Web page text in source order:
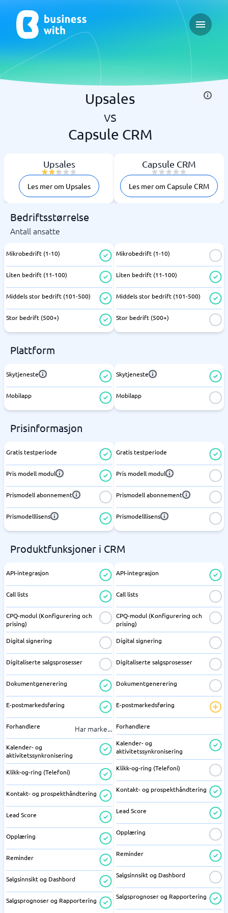
Open
Upsales
vs
Capsule CRM
Upsales
Les mer om Upsales
Capsule CRM
Les mer om Capsule CRM
Bedriftsstørrelse
Antall ansatte
Mikrobedrift (1-10)
Liten bedrift (11-100)
Middels stor bedrift (101-500)
Stor bedrift (500+)
Mikrobedrift (1-10)
Liten bedrift (11-100)
Middels stor bedrift (101-500)
Stor bedrift (500+)
Plattform
Skytjeneste
Mobilapp
Skytjeneste
Mobilapp
Prisinformasjon
Gratis testperiode
Pris modell modul
Prismodell abonnement
Prismodelllisens
Gratis testperiode
Pris modell modul
Prismodell abonnement
Prismodelllisens
Produktfunksjoner i CRM
API-integrasjon
Call lists
CPQ-modul (Konfigurering och
prising)
Digital signering
Digitaliserte salgsprosesser
Dokumentgenerering
E-postmarkedsføring
Forhandlere Har marke...
Kalender- og
aktivitetssynkronisering
Klikk-og-ring (Telefoni)
Kontakt- og prospekthåndtering
Lead Score
Opplæring
Reminder
Salgsinnsikt og Dashbord
Salgsprognoser og Rapportering
API-integrasjon
Call lists
CPQ-modul (Konfigurering och
prising)
Digital signering
Digitaliserte salgsprosesser
Dokumentgenerering
E-postmarkedsføring
Forhandlere
Kalender- og
aktivitetssynkronisering
Klikk-og-ring (Telefoni)
Kontakt- og prospekthåndtering
Lead Score
Opplæring
Reminder
Salgsinnsikt og Dashbord
Salgsprognoser og Rapportering